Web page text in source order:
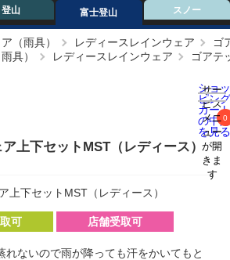
登山 富士登山 スノー
（雨具） レディースレインウェア
ゴ
具） レディースレインウェア ゴアテ
ショ
ピン
カー
の中
を見
0
サー
ビス
メニ
ュー
が開
きま
す
上下セットMST（レディース）
可 店舗受取可
れないので雨が降っても汗をかいてもと